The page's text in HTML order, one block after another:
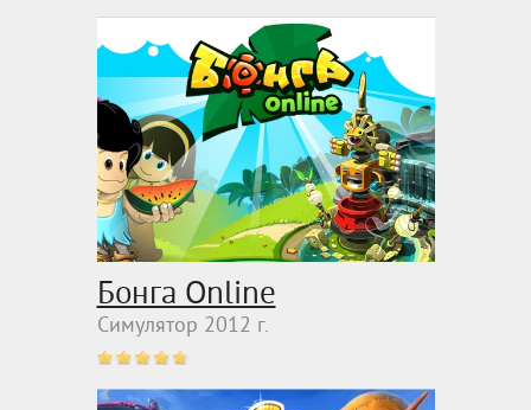
Бонга Online
Симулятор 2012 г.